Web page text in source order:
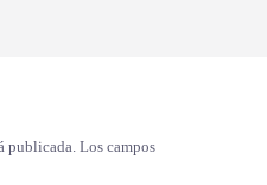
publicada. Los campos